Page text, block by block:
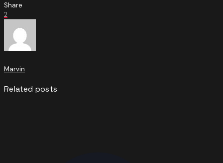
Share
2
Marvin
Related posts